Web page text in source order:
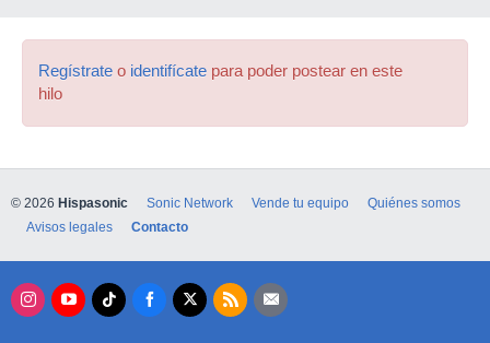
Regístrate o identifícate para poder postear en este
hilo
© 2026 Hispasonic Sonic Network Vende tu equipo
Quiénes somos
Avisos legales
Contacto